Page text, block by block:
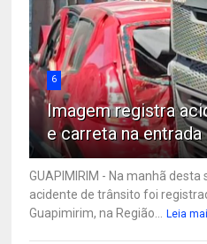
6
Imagem registra
e carreta na
GUAPIMIRIM - Na manhã
acidente de trânsito foi
Guapimirim, na Região... Leia